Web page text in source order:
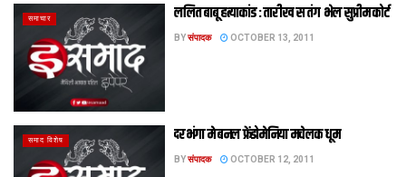
समाचार ललित बाबू हत्‍याकांड : तारीख स तंग भेल सुप्रीम कोर्ट
BYसंपादक OCTOBER 13, 2011
समाद विशेष दरभंगा मे बनल फ्रेंडोमेनिया मचेलक धूम
BYसंपादक OCTOBER 12, 2011